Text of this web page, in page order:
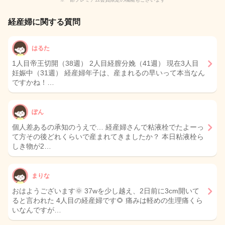
経産婦に関する質問
はるた
1人目帝王切開（38週） 2人目経膣分娩（41週） 現在3人目
妊娠中（31週） 経産婦年子は、産まれるの早いって本当なん
ですかね！…
ぽん
個人差あるの承知のうえで… 経産婦さんで粘液栓でたよーっ
て方その後どれくらいで産まれてきましたか？ 本日粘液栓ら
しき物が2…
まりな
おはようございます🌞 37wを少し越え、2日前に3cm開いて
ると言われた 4人目の経産婦です🌻 痛みは軽めの生理痛くら
いなんですが…